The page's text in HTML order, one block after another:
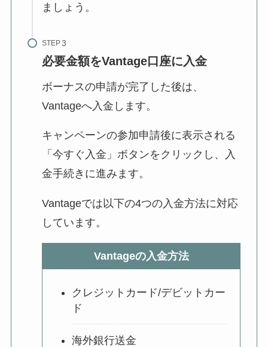
ましょう。
STEP
必要金額をVantage口座に入金
ボーナスの申請が完了した後は、
Vantageへ入金します。
キャンペーンの参加申請後に表示される
「今すぐ入金」ボタンをクリックし、入
金手続きに進みます。
Vantageでは以下の4つの入金方法に対応
しています。
Vantageの入金方法
クレジットカード/デビットカー
ド
海外銀行送金